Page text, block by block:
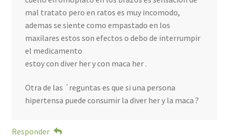
mal tratato pero en ratos es muy incomodo,
ademas se siente como empastado en los
maxilares estos son efectos o debo de interrumpir
el medicamento
estoy con diver her y con maca her .
Otra de las ´reguntas es que si una persona
hipertensa puede consumir la diver her y la maca ?
Responder